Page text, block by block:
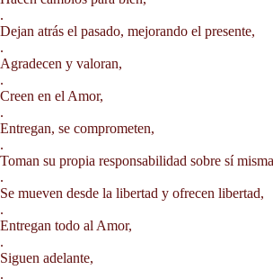
.
Dejan atrás el pasado, mejorando el presente,
.
Agradecen y valoran,
.
Creen en el Amor,
.
Entregan, se comprometen,
.
Toman su propia responsabilidad sobre sí
.
Se mueven desde la libertad y ofrecen libertad,
.
Entregan todo al Amor,
.
Siguen adelante,
.